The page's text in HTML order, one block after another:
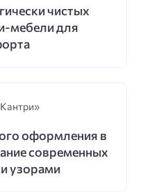
чистых
мебели для
оформления в
современных
узорами